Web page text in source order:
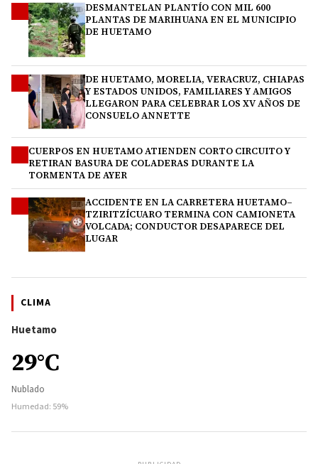
DESMANTELAN PLANTÍO CON MIL 600
PLANTAS DE MARIHUANA EN EL MUNICIPIO
DE HUETAMO
DE HUETAMO, MORELIA, VERACRUZ, CHIAPAS
Y ESTADOS UNIDOS, FAMILIARES Y AMIGOS
LLEGARON PARA CELEBRAR LOS XV AÑOS DE
CONSUELO ANNETTE
CUERPOS EN HUETAMO ATIENDEN CORTO CIRCUITO Y
RETIRAN BASURA DE COLADERAS DURANTE LA
TORMENTA DE AYER
ACCIDENTE EN LA CARRETERA HUETAMO–
TZIRITZÍCUARO TERMINA CON CAMIONETA
VOLCADA; CONDUCTOR DESAPARECE DEL
LUGAR
CLIMA
Huetamo
29°C
Nublado
Humedad: 59%